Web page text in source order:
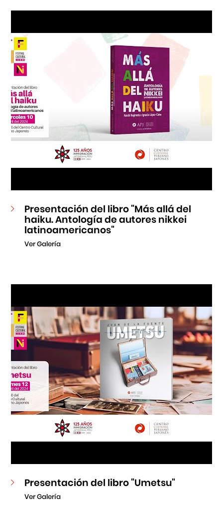
Museo de la Inmigración Japonesa
Teatro Peruano Japonés
Presentación del libro "Más allá del
haiku. Antología de autores nikkei
latinoamericanos"
Ver Galería
Presentación del libro "Umetsu"
Ver Galería